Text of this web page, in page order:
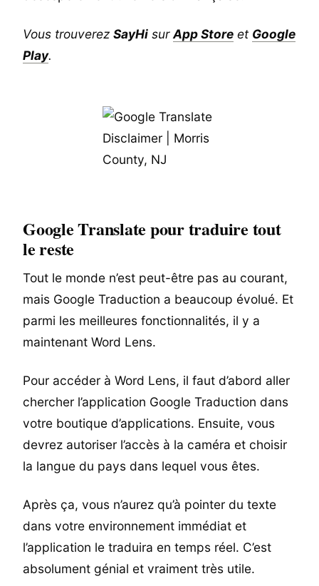
Vous trouverez SayHi surApp Store et Google
Play.
Google Translate pour traduire tout
le reste
Tout le monde n’est peut-être pas au courant,
mais Google Traduction a beaucoup évolué. Et
parmi les meilleures fonctionnalités, il y a
maintenant Word Lens.
Pour accéder à Word Lens, il faut d’abord aller
chercher l’application Google Traduction dans
votre boutique d’applications. Ensuite, vous
devrez autoriser l’accès à la caméra et choisir
la langue du pays dans lequel vous êtes.
Après ça, vous n’aurez qu’à pointer du texte
dans votre environnement immédiat et
l’application le traduira en temps réel. C’est
absolument génial et vraiment très utile.